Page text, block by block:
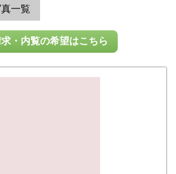
一覧
・内覧の希望はこちら